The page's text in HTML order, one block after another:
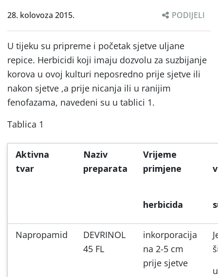
28. kolovoza 2015. PODIJELI
U tijeku su pripreme i početak sjetve uljane
repice. Herbicidi koji imaju dozvolu za suzbijanje
korova u ovoj kulturi neposredno prije sjetve ili
nakon sjetve ,a prije nicanja ili u ranijim
fenofazama, navedeni su u tablici 1.
Tablica 1
Aktivna
tvar
Naziv
preparata
Vrijeme
primjene
herbicida
Napropamid
DEVRINOL
45 FL
inkorporacija
na 2-5 cm
prije sjetve